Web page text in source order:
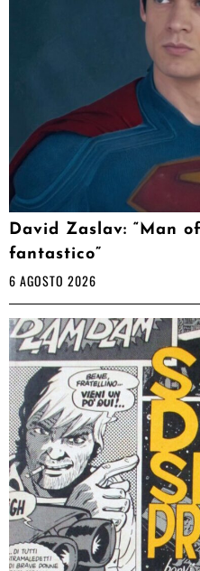
David Zaslav: “Man
fantastico”
6 AGOSTO 2026